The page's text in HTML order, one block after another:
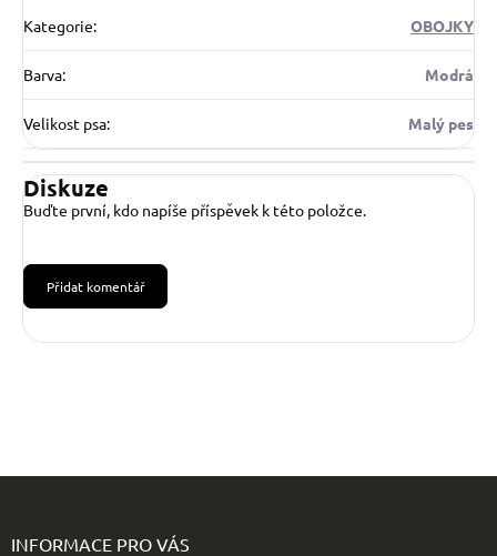
Kategorie: OBOJKY
Barva: Modrá
Velikost psa: Malý pes
Diskuze
Buďte první, kdo napíše příspěvek k této položce.
Přidat komentář
INFORMACE PRO VÁS